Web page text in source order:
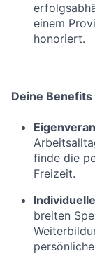
einem
honoriert.
Deine Benefits
finde die
Freizeit.
breiten